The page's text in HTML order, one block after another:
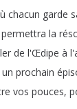
chacun garde
permettra la
de l'Œdipe à
un prochain
vos pouces,